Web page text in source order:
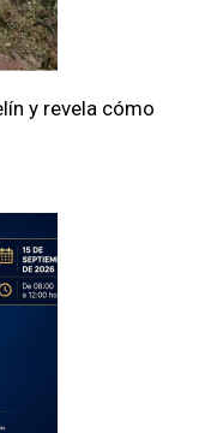
y revela cómo